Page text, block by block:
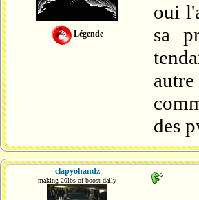
Légende
oui
sa
des
clapyohandz
making 20lbs of boost daily